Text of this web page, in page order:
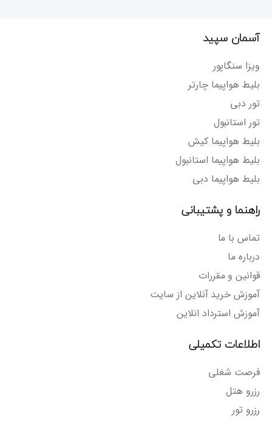
آسمان سپید
ویزا سنگاپور
بلیط هواپیما چارتر
تور دبی
تور استانبول
بلیط هواپیما کیش
بلیط هواپیما استانبول
بلیط هواپیما دبی
راهنما و پشتیبانی
تماس با ما
درباره ما
قوانین و مقررات
آموزش خرید آنلاین از سایت
آموزش استرداد انلاین
اطلاعات تکمیلی
فرصت شغلی
رزرو هتل
رزرو تور